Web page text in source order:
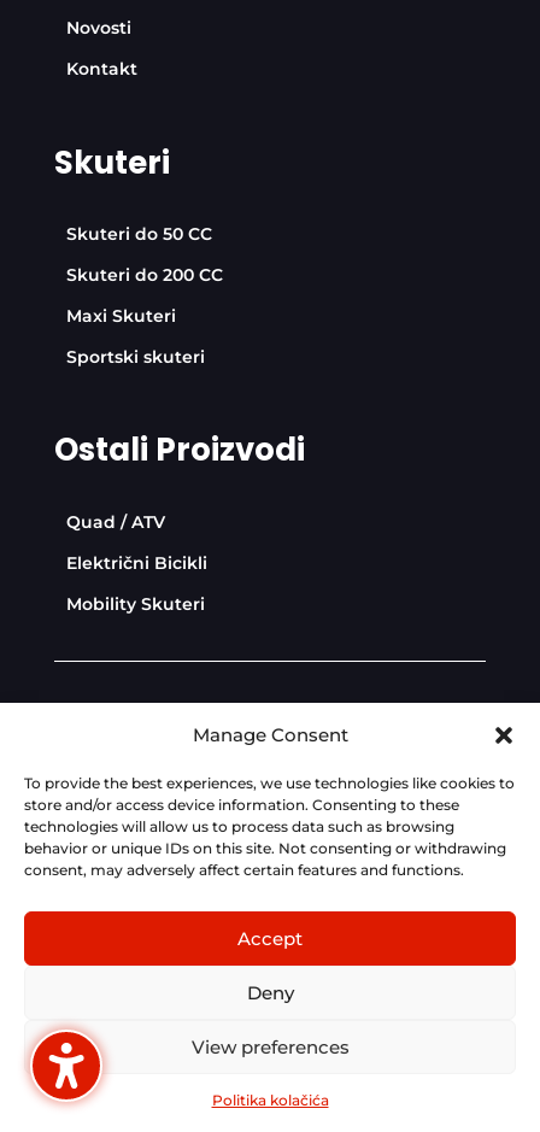
Manage Consent
To provide the best experiences, we use technologies like cookies to
store and/or access device information. Consenting to these
technologies will allow us to process data such as browsing
behavior or unique IDs on this site. Not consenting or withdrawing
consent, may adversely affect certain features and functions.
Accept
Deny
View preferences
Politika kolačića
Novosti
Kontakt
Skuteri
Skuteri do 50 CC
Skuteri do 200 CC
Maxi Skuteri
Sportski skuteri
Ostali Proizvodi
Quad / ATV
Električni Bicikli
Mobility Skuteri
Dev:AdriaBox
Fotografije, tehnički podaci, cijene i opisi na ovoj
stranici su informativnog karaktera i podložni
izmjenama bez prethodne najave. Za točne
tehničke značajke, cijene i opremljenost modela,